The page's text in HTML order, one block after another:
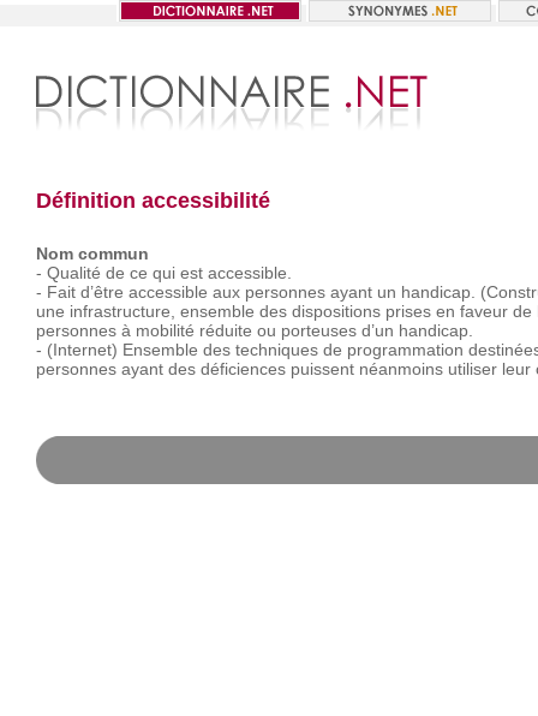
Définition accessibilité
Nom commun
- Qualité de ce qui est accessible.
- Fait d’être accessible aux personnes ayant un handicap.
une infrastructure, ensemble des dispositions prises en faveur de
personnes à mobilité réduite ou porteuses d’un handicap.
- (Internet) Ensemble des techniques de programmation
personnes ayant des déficiences puissent néanmoins utiliser leur